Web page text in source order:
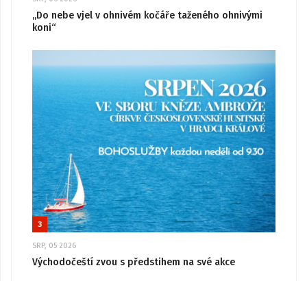
„Do nebe vjel v ohnivém kočáře taženého ohnivými
koni“
3
SRP, 05 2026
Východočeští zvou s předstihem na své akce